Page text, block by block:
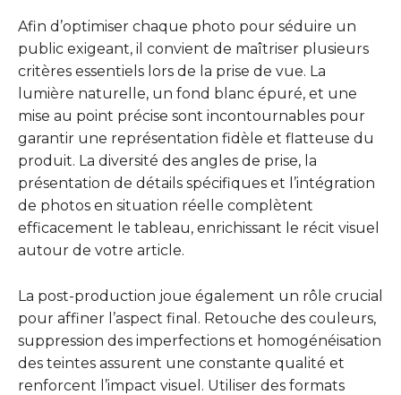
Afin d’optimiser chaque photo pour séduire un
public exigeant, il convient de maîtriser plusieurs
critères essentiels lors de la prise de vue. La
lumière naturelle, un fond blanc épuré, et une
mise au point précise sont incontournables pour
garantir une représentation fidèle et flatteuse du
produit. La diversité des angles de prise, la
présentation de détails spécifiques et l’intégration
de photos en situation réelle complètent
efficacement le tableau, enrichissant le récit visuel
autour de votre article.
La post-production joue également un rôle crucial
pour affiner l’aspect final. Retouche des couleurs,
suppression des imperfections et homogénéisation
des teintes assurent une constante qualité et
renforcent l’impact visuel. Utiliser des formats